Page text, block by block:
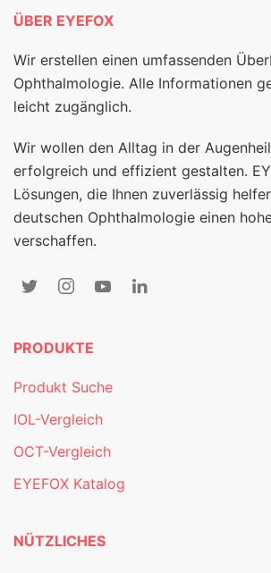
ÜBER EYEFOX
Wir erstellen einen umfassenden
Ophthalmologie. Alle Informationen
leicht zugänglich.
Wir wollen den Alltag in der
erfolgreich und effizient gestalten.
Lösungen, die Ihnen zuverlässig
deutschen Ophthalmologie einen
verschaffen.
PRODUKTE
Produkt Suche
IOL-Vergleich
OCT-Vergleich
EYEFOX Katalog
NÜTZLICHES